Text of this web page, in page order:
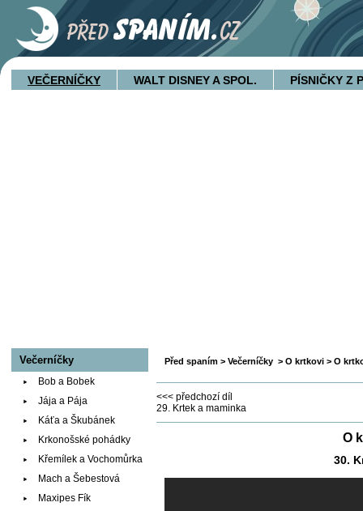
VEČERNÍČKY WALT DISNEY A SPOL. PÍSNIČKY Z
Před spaním > Večerníčky > O krtkovi > O
<<< předchozí díl
29. Krtek a maminka
O
30.
Večerníčky
Bob a Bobek
Jája a Pája
Káťa a Škubánek
Krkonošské pohádky
Křemílek a Vochomůrka
Mach a Šebestová
Maxipes Fík